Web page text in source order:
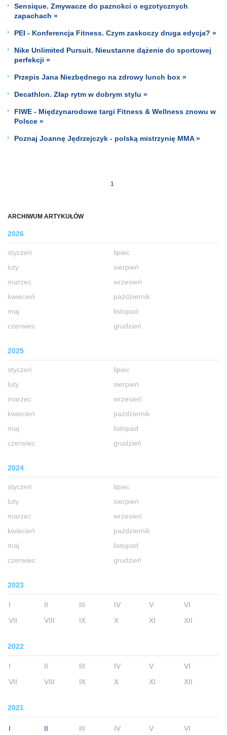
ARCHIWUM ARTYKUŁÓW
2026
styczeń
luty
marzec
kwiecień
maj
czerwiec
lipiec
sierpień
wrzesień
październik
listopad
grudzień
2025
styczeń
luty
marzec
kwiecień
maj
czerwiec
lipiec
sierpień
wrzesień
październik
listopad
grudzień
2024
styczeń
luty
marzec
kwiecień
maj
czerwiec
lipiec
sierpień
wrzesień
październik
listopad
grudzień
2023
I II III IV V
VI
VII
VIII IX X XI XII
2022
I II III IV V
VI
VII
VIII IX X XI XII
2021
I II III IV V VI
Sensique. Zmywacze do paznokci o egzotycznych
zapachach »
PEI - Konferencja Fitness. Czym zaskoczy druga edycja? »
Nike Unlimited Pursuit. Nieustanne dążenie do sportowej
perfekcji »
Przepis Jana Niezbędnego na zdrowy lunch box »
Decathlon. Złap rytm w dobrym stylu »
FIWE - Międzynarodowe targi Fitness & Wellness znowu w
Polsce »
Poznaj Joannę Jędrzejczyk - polską mistrzynię MMA »
1